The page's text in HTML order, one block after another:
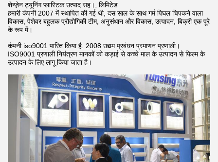
शेन्ज़ेन ट्यूनिंग प्लास्टिक उत्पाद सह।, लिमिटेड
हमारी कंपनी 2007 में स्थापित की गई थी, दस साल के साथ गर्म पिघल चिपकने वाला
विकास, पेशेवर बहुलक प्रौद्योगिकी टीम, अनुसंधान और विकास, उत्पादन, बिक्री एक पूरे
के रूप में।
कंपनी iso9001 पारित किया है: 2008 उद्यम प्रबंधन प्रमाणन प्रणाली।
ISO9001 प्रणाली नियंत्रण मानकों को कड़ाई से कच्चे माल के उत्पादन से फिल्म के
उत्पादन के लिए लागू किया जाता है।